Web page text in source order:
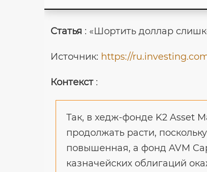
Статья : «Шортить доллар
Источник: https://
Контекст:
Так, в хедж-фонде K2 Asset
продолжать расти,
повышенная, а фонд AVM
казначейских облигаций